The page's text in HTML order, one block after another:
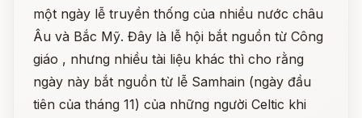
một ngày lễ truyền thống của nhiều nước châu
Âu và Bắc Mỹ. Đây là lễ hội bắt nguồn từ Công
giáo , nhưng nhiều tài liệu khác thì cho rằng
ngày này bắt nguồn từ lễ Samhain (ngày đầu
tiên của tháng 11) của những người Celtic khi